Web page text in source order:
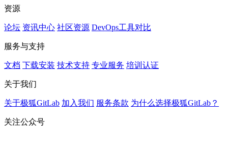
资源
论坛 资讯中心 社区资源 DevOps工具对比
服务与支持
文档 下载安装 技术支持 专业服务 培训认证
关于我们
关于极狐GitLab 加入我们 服务条款 为什么选择极狐GitLab？
关注公众号